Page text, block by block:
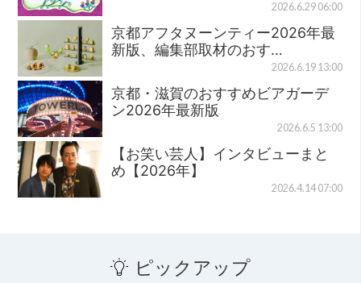
2026.6.29 06:00
京都アフタヌーンティー2026年最
新版、編集部取材のおす…
2026.6.19 13:00
京都・滋賀のおすすめビアガーデ
ン2026年最新版
2026.6.5 13:00
【お笑い芸人】インタビューまと
め【2026年】
2026.4.14 07:00
ピックアップ